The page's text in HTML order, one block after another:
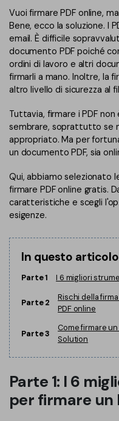
Online Gratis
PDF in Word
Comprimere PDF
Word in PDF
Altri Strumenti Online
Modifica PDF
Compimi PDF
Organizza PDF
Modulo PDF
Firma PDF
Batch PDF
Firma digitale
Smart Redact PDF
Password PDF
AI per PDF
Riassunto PDF AI
Esegui OCR su PDF
APP PDF
Firma su PDF
PDF editor per Mac
Comprimere PDF
Tutti Gli Argomenti
Educazione
Servizio IT
Governo
Pubblicazione
Recensioni e premi
Vuoi firmare PDF online,
Bene, ecco la soluzione. I
email. È difficile
documento PDF poiché
ordini di lavoro e altri
firmarli a mano. Inoltre, la
altro livello di sicurezza al
Tuttavia, firmare i PDF
sembrare, soprattutto se
appropriato. Ma per
un documento PDF, sia
Qui, abbiamo selezionato
firmare PDF online gratis.
caratteristiche e scegli
esigenze.
In questo articolo
Parte 1 I 6 migliori
Parte 2
Rischi della
PDF online
Parte 3
Come firmare
Solution
Parte 1: I 6
per firmare un